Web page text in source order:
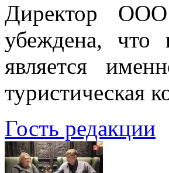
Директор
убеждена, что
является
туристическая
Гость редакции